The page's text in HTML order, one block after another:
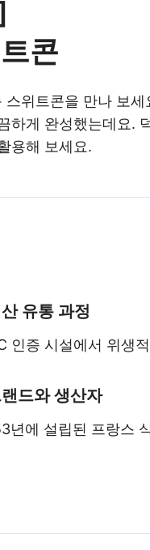
콘
위트콘을 만나 보
하게 완성했는데요.
용해 보세요.
유통 과정
인증 시설에서 위생
드와 생산자
년에 설립된 프랑스